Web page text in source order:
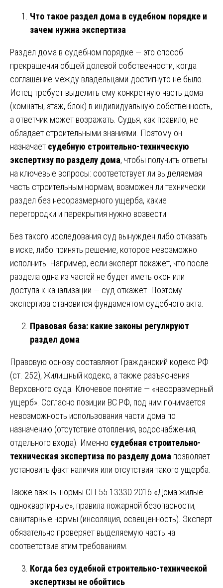
Что такое раздел дома в судебном порядке и
зачем нужна экспертиза
Раздел дома в судебном порядке — это способ
прекращения общей долевой собственности, когда
соглашение между владельцами достигнуто не было.
Истец требует выделить ему конкретную часть дома
(комнаты, этаж, блок) в индивидуальную собственность,
а ответчик может возражать. Судья, как правило, не
обладает строительными знаниями. Поэтому он
назначает судебную строительно-техническую
экспертизу по разделу дома, чтобы получить ответы
на ключевые вопросы: соответствует ли выделяемая
часть строительным нормам, возможен ли технически
раздел без несоразмерного ущерба, какие
перегородки и перекрытия нужно возвести.
Без такого исследования суд вынужден либо отказать
в иске, либо принять решение, которое невозможно
исполнить. Например, если эксперт покажет, что после
раздела одна из частей не будет иметь окон или
доступа к канализации — суд откажет. Поэтому
экспертиза становится фундаментом судебного акта.
Правовая база: какие законы регулируют
раздел дома
Правовую основу составляют Гражданский кодекс РФ
(ст. 252), Жилищный кодекс, а также разъяснения
Верховного суда. Ключевое понятие — «несоразмерный
ущерб». Согласно позиции ВС РФ, под ним понимается
невозможность использования части дома по
назначению (отсутствие отопления, водоснабжения,
отдельного входа). Именно судебная строительно-
техническая экспертиза по разделу дома позволяет
установить факт наличия или отсутствия такого ущерба.
Также важны нормы СП 55.13330.2016 «Дома жилые
одноквартирные», правила пожарной безопасности,
санитарные нормы (инсоляция, освещенность). Эксперт
обязательно проверяет выделяемую часть на
соответствие этим требованиям.
Когда без судебной строительно-технической
экспертизы не обойтись